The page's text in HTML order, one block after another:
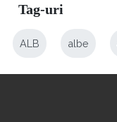
Tag-uri
ALB albe